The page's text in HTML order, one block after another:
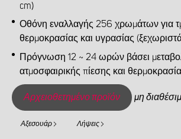
cm)
Οθόνη εναλλαγής 256 χρωμάτων για
θερμοκρασίας και υγρασίας
Πρόγνωση 12 ~ 24 ωρών βάσει
ατμοσφαιρικής πίεσης και
Αρχειοθετημένο προϊόν μη
Αξεσουάρ Λήψεις